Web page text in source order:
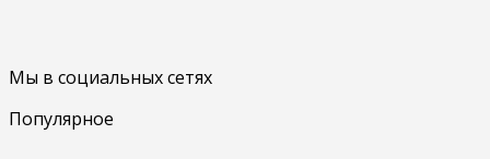
Мы в социальных сетях
Популярное